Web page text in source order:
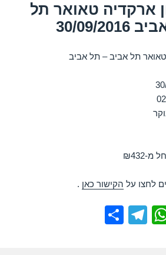
ארקדיה טאואר תל
2016
תל אביב – תל אביב
₪432
לחצו על הקישור כאן .
W
T